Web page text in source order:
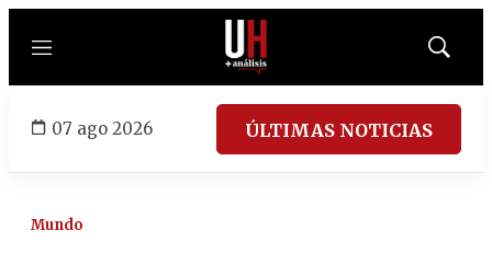
Menú
Mostrar
07 ago 2026 ÚLTIMAS NOTICIAS
Mundo